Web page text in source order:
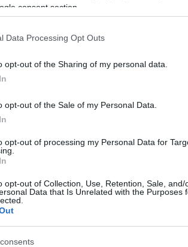
consent section.
Data Processing Opt Outs
opt-out of the Sharing of my personal data.
opt-out of the Sale of my Personal Data.
opt-out of processing my Personal Data for
opt-out of Collection, Use, Retention, Sale, and/
Data that Is Unrelated with the Purposes
átjárójában
meg a dolgokat, mint a nevük.
vágyom, frekvenciahányadosnak hívom
de nem ismétlődően, csak egyszeri
ki előre, csak úgy ad hoc adódnak.
morganttyú, felbukkannak nem létező
találtam mondani: istenfiók. már nem
utólag elgondolkodtatott. miféle
mit tennék bele, mit tartanék ott. hogyan
lenne a része